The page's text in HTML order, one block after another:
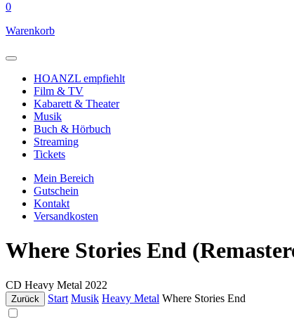
0
Warenkorb
HOANZL empfiehlt
Film & TV
Kabarett & Theater
Musik
Buch & Hörbuch
Streaming
Tickets
Mein Bereich
Gutschein
Kontakt
Versandkosten
Where Stories End
CD Heavy Metal 2022
Zurück Start Musik Heavy Metal Where Stories End